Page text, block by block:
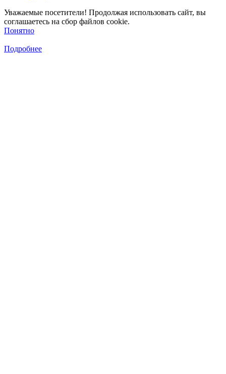
Уважаемые посетители! Продолжая использовать сайт, вы
соглашаетесь на сбор файлов cookie.
Понятно
Подробнее